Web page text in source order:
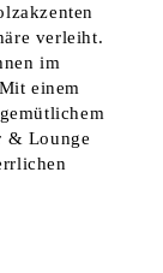
verleiht.
im
einem
& Lounge